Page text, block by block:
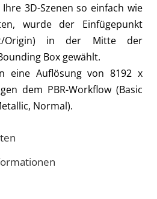
3D-Szenen so einfach wie
wurde der Einfügepunkt
Origin) in der Mitte der
Box gewählt.
eine Auflösung von 8192 x
dem PBR-Workflow (Basic
Normal).